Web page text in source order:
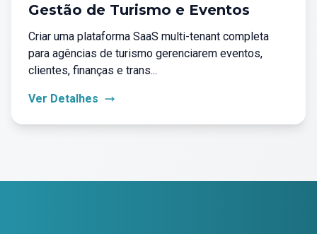
Gestão de Turismo e Eventos
Criar uma plataforma SaaS multi-tenant completa
para agências de turismo gerenciarem eventos,
clientes, finanças e trans...
Ver Detalhes